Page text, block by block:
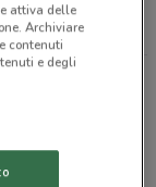
attiva delle
Archiviare
contenuti
e degli